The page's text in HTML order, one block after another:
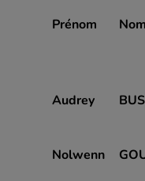
Prénom Nom
Audrey
Nolwenn